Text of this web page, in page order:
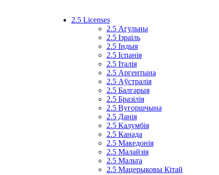
2.5 Licenses
2.5 Агульны
2.5 Ізраіль
2.5 Індыя
2.5 Іспанія
2.5 Італія
2.5 Аргентына
2.5 Аўстралія
2.5 Балгарыя
2.5 Бразілія
2.5 Вугоршчына
2.5 Данія
2.5 Калумбія
2.5 Канада
2.5 Македонія
2.5 Малайзія
2.5 Мальта
2.5 Мацерыковы Кітай